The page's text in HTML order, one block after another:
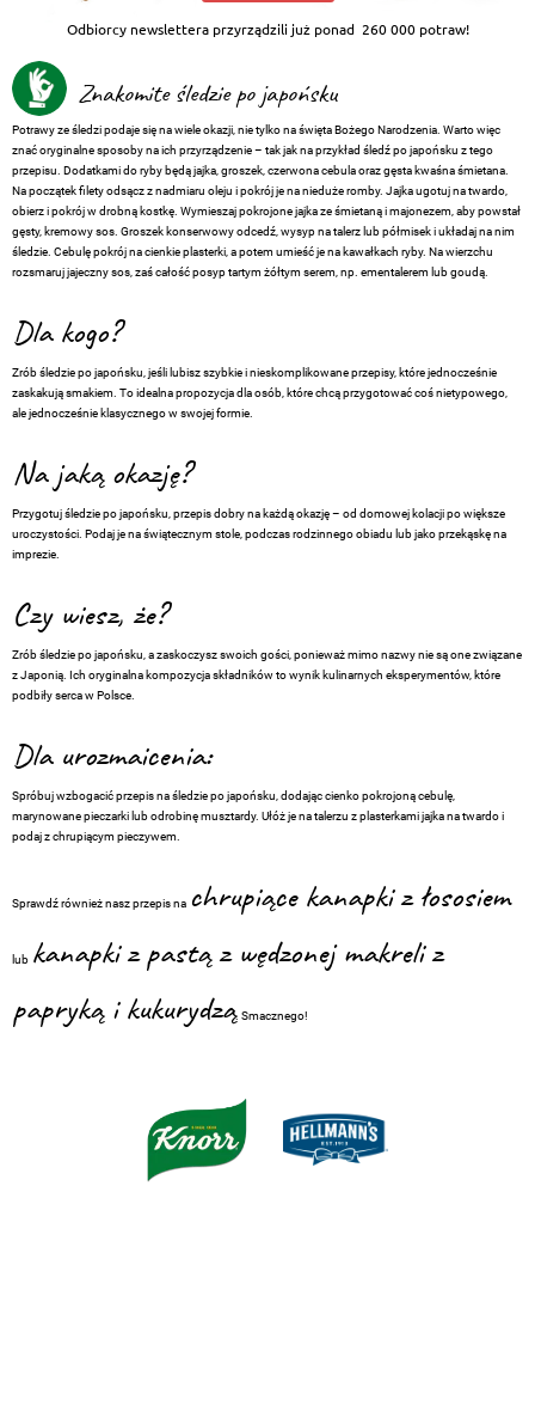
Odbiorcy newslettera przyrządzili już ponad 260 000 potraw!
Znakomite śledzie po japońsku
Potrawy ze śledzi podaje się na wiele okazji, nie tylko na święta Bożego Narodzenia. Warto więc
znać oryginalne sposoby na ich przyrządzenie – tak jak na przykład śledź po japońsku z tego
przepisu. Dodatkami do ryby będą jajka, groszek, czerwona cebula oraz gęsta kwaśna śmietana.
Na początek filety odsącz z nadmiaru oleju i pokrój je na nieduże romby. Jajka ugotuj na twardo,
obierz i pokrój w drobną kostkę. Wymieszaj pokrojone jajka ze śmietaną i majonezem, aby powstał
gęsty, kremowy sos. Groszek konserwowy odcedź, wysyp na talerz lub półmisek i układaj na nim
śledzie. Cebulę pokrój na cienkie plasterki, a potem umieść je na kawałkach ryby. Na wierzchu
rozsmaruj jajeczny sos, zaś całość posyp tartym żółtym serem, np. ementalerem lub goudą.
Dla kogo?
Zrób śledzie po japońsku, jeśli lubisz szybkie i nieskomplikowane przepisy, które jednocześnie
zaskakują smakiem. To idealna propozycja dla osób, które chcą przygotować coś nietypowego,
ale jednocześnie klasycznego w swojej formie.
Na jaką okazję?
Przygotuj śledzie po japońsku, przepis dobry na każdą okazję – od domowej kolacji po większe
uroczystości. Podaj je na świątecznym stole, podczas rodzinnego obiadu lub jako przekąskę na
imprezie.
Czy wiesz, że?
Zrób śledzie po japońsku, a zaskoczysz swoich gości, ponieważ mimo nazwy nie są one związane
z Japonią. Ich oryginalna kompozycja składników to wynik kulinarnych eksperymentów, które
podbiły serca w Polsce.
Dla urozmaicenia:
Spróbuj wzbogacić przepis na śledzie po japońsku, dodając cienko pokrojoną cebulę,
marynowane pieczarki lub odrobinę musztardy. Ułóż je na talerzu z plasterkami jajka na twardo i
podaj z chrupiącym pieczywem.
Sprawdź również nasz przepis na chrupiące kanapki z łososiem
lub kanapki z pastą z wędzonej makreli z
papryką i kukurydzą. Smacznego!